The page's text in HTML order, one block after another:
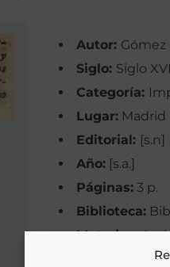
Autor: Gómez
Siglo: Siglo
Categoría:
Lugar: Madrid
Editorial: [s.n]
Año: [s.a.]
Páginas: 3 p.
Biblioteca:
Materias:
Palabras